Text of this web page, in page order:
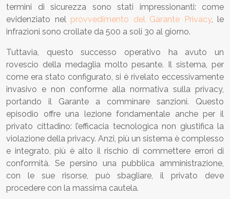
termini di sicurezza sono stati impressionanti: come
evidenziato nel provvedimento del Garante Privacy, le
infrazioni sono crollate da 500 a soli 30 al giorno.
Tuttavia, questo successo operativo ha avuto un
rovescio della medaglia molto pesante. Il sistema, per
come era stato configurato, si è rivelato eccessivamente
invasivo e non conforme alla normativa sulla privacy,
portando il Garante a comminare sanzioni. Questo
episodio offre una lezione fondamentale anche per il
privato cittadino: l’efficacia tecnologica non giustifica la
violazione della privacy. Anzi, più un sistema è complesso
e integrato, più è alto il rischio di commettere errori di
conformità. Se persino una pubblica amministrazione,
con le sue risorse, può sbagliare, il privato deve
procedere con la massima cautela.